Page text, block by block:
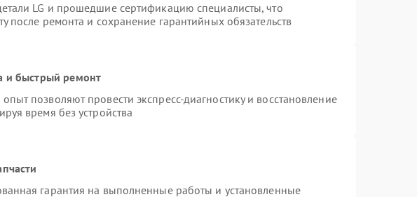
LG и прошедшие сертификацию специалисты, что
после ремонта и сохранение гарантийных обязательств
и быстрый ремонт
позволяют провести экспресс-диагностику и восстановление
время без устройства
гарантия на выполненные работы и установленные